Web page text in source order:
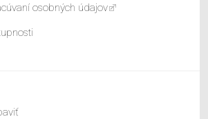
osobných údajov